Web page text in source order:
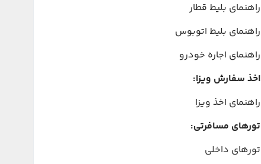
راهنمای بلیط قطار
راهنمای بلیط اتوبوس
راهنمای اجاره خودرو
اخذ سفارش ویزا:
راهنمای اخذ ویزا
تورهای مسافرتی:
تورهای داخلی